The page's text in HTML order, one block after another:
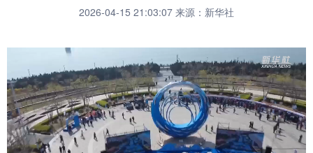
财经 网评
科技 科创 量子 体育
文化 书画 健康 军事
访谈 视频 图片 政务
2026-04-15 21:03:07 来源：新华社